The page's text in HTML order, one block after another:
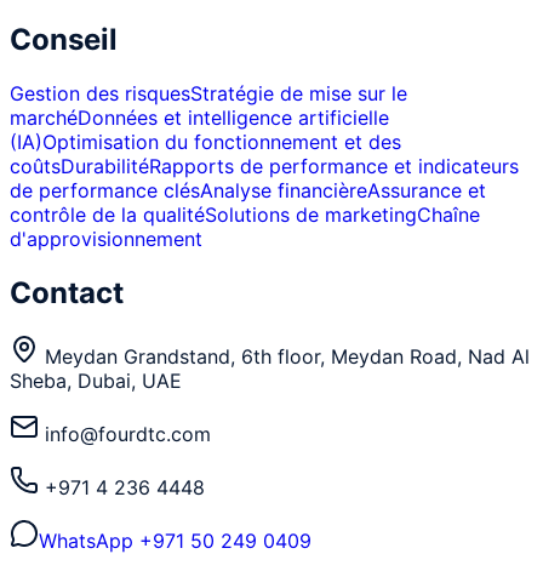
Conseil
Gestion des risquesStratégie de mise sur le
marchéDonnées et intelligence artificielle
(IA)Optimisation du fonctionnement et des
coûtsDurabilitéRapports de performance et indicateurs
de performance clésAnalyse financièreAssurance et
contrôle de la qualitéSolutions de marketingChaîne
d'approvisionnement
Contact
Meydan Grandstand, 6th floor, Meydan Road, Nad Al
Sheba, Dubai, UAE
info@fourdtc.com
+971 4 236 4448
WhatsApp +971 50 249 0409